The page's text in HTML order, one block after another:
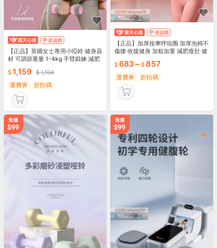
【正品】英國女士專用小啞鈴 健身器
材 可調節重量 1-4kg 手臂鍛鍊 減肥
1,159
1,194
運費券
折扣碼
【正品】加厚按摩呼啦圈 加厚泡棉不
傷腰 收腹健身 加粗加重 減肥瘦肚 健
動熱身
683~ 857
運費券 折扣碼